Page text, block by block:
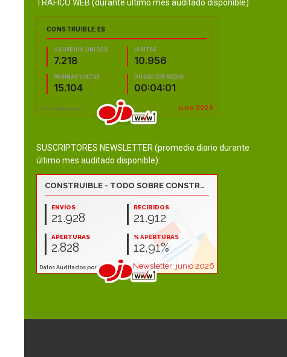
TRÁFICO WEB (durante último mes auditado disponible):
SUSCRIPTORES NEWSLETTER (promedio diario durante
último mes auditado disponible):